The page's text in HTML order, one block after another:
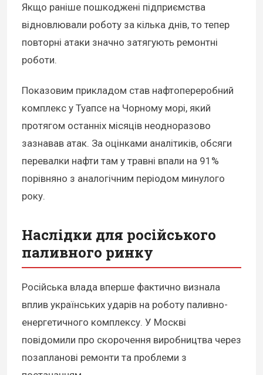
Якщо раніше пошкоджені підприємства
відновлювали роботу за кілька днів, то тепер
повторні атаки значно затягують ремонтні
роботи.
Показовим прикладом став нафтопереробний
комплекс у Туапсе на Чорному морі, який
протягом останніх місяців неодноразово
зазнавав атак. За оцінками аналітиків, обсяги
перевалки нафти там у травні впали на 91%
порівняно з аналогічним періодом минулого
року.
Наслідки для російського
паливного ринку
Російська влада вперше фактично визнала
вплив українських ударів на роботу паливно-
енергетичного комплексу. У Москві
повідомили про скорочення виробництва через
позапланові ремонти та проблеми з